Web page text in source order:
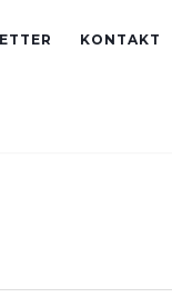
KONTAKT